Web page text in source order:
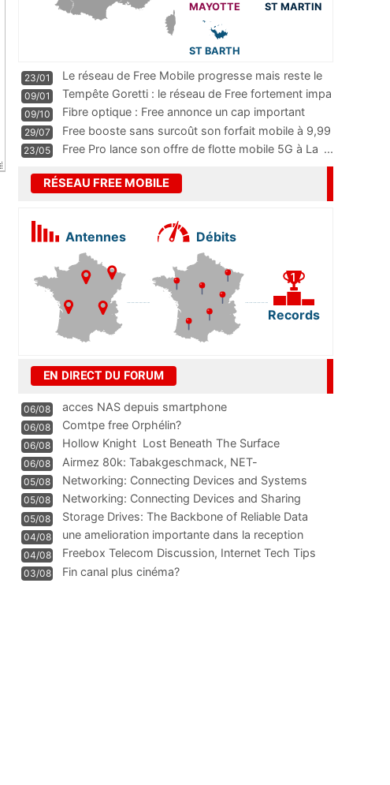
MAYOTTE ST MARTIN
ST BARTH
23/01
Le réseau de Free Mobile progresse mais reste le
m
...
09/01
Tempête Goretti : le réseau de Free fortement impa
09/10
Fibre optique : Free annonce un cap important
pass
...
29/07
Free booste sans surcoût son forfait mobile à 9,99
23/05 Free Pro lance son offre de flotte mobile 5G à La ...
RÉSEAU FREE MOBILE
Antennes Débits
Records
EN DIRECT DU FORUM
06/08 acces NAS depuis smartphone
06/08 Comtpe free Orphélin?
06/08 Hollow Knight  Lost Beneath The Surface
06/08
Airmez 80k: Tabakgeschmack, NET-
Technologie und Leistung im
05/08 Networking: Connecting Devices and Systems
05/08
Networking: Connecting Devices and Sharing
Information
05/08
Storage Drives: The Backbone of Reliable Data
Management
04/08
une amelioration importante dans la reception
WIFI
04/08
Freebox Telecom Discussion, Internet Tech Tips
Communi
03/08 Fin canal plus cinéma?